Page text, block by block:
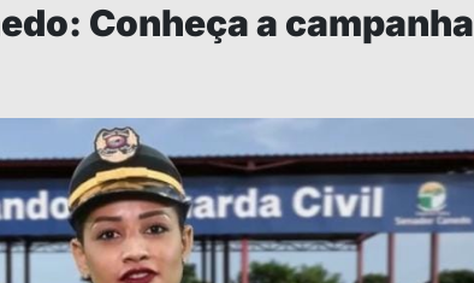
Conheça a campanha